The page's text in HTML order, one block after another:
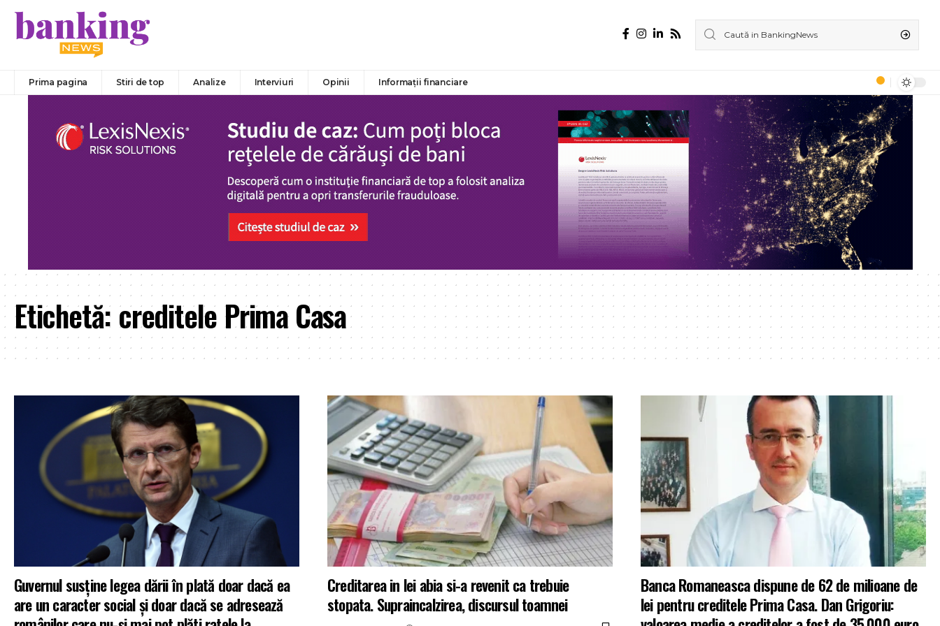
Prima pagina Stiri de top Analize Interviuri Opinii Informații financiare
Etichetă: creditele Prima Casa
Guvernul susține legea dării în plată doar dacă ea
are un caracter social și doar dacă se adresează
Creditarea in lei abia si-a revenit ca trebuie
stopata. Supraincalzirea, discursul toamnei
Banca Romaneasca dispune de 62 de milioane de
lei pentru creditele Prima Casa. Dan Grigoriu: